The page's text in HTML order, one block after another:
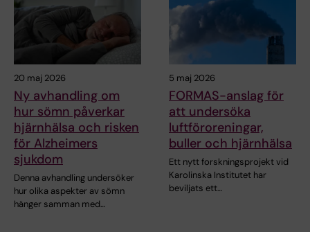
20 maj 2026
Ny avhandling om
hur sömn påverkar
hjärnhälsa och risken
för Alzheimers
sjukdom
Denna avhandling undersöker
hur olika aspekter av sömn
hänger samman med…
5 maj 2026
FORMAS-anslag för
att undersöka
luftföroreningar,
buller och hjärnhälsa
Ett nytt forskningsprojekt vid
Karolinska Institutet har
beviljats ett…